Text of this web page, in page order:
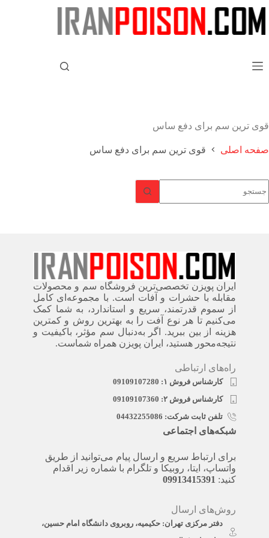
قوی ترین سم برای دفع ساس
صفحه اصلی قوی ترین سم برای دفع ساس
ایران پویزن تخصصی‌ترین فروشگاه سم و محصولات
مقابله با حشرات و آفات است. با مجموعه‌ای کامل
از سموم قدرتمند، سریع‌ و استاندارد، به شما کمک
می‌کنیم تا هر نوع آفت را به بهترین روش و کمترین
هزینه از بین ببرید. اگر به‌دنبال سم مؤثر، باکیفیت و
نتیجه‌محور هستید، ایران پویزن همراه شماست.
راه‌های ارتباطی
کارشناس فروش ۱: 09109107280
کارشناس فروش ۲: 09109107360
تلفن ثابت شرکت: 04432255086
شبکه‌های اجتماعی
برای ارتباط سریع و ارسال پیام می‌توانید از طریق
واتساپ، ایتا، روبیکا و تلگرام با شماره زیر اقدام
کنید: 09913415391
روش‌های ارسال
دفتر مرکزی تهران: حکیمیه، روبروی دانشگاه امام حسین،